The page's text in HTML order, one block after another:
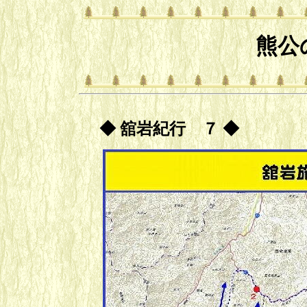
熊
◆ 舘岩紀行 ７ ◆